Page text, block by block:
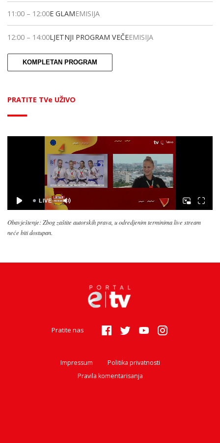
11:00 – 12:00E GLAMEMISIJA
12:00 – 14:00LJETNJI PROGRAM VEČEEMISIJA
KOMPLETAN PROGRAM
PRATITE TVe UŽIVO
Obavještenje: Zbog zaštite autorskih prava, u odredjenim terminima live stream
neće biti dostupan.
Pratite nas
Impressum
Politika privatnosti
Pravila komentarisanja